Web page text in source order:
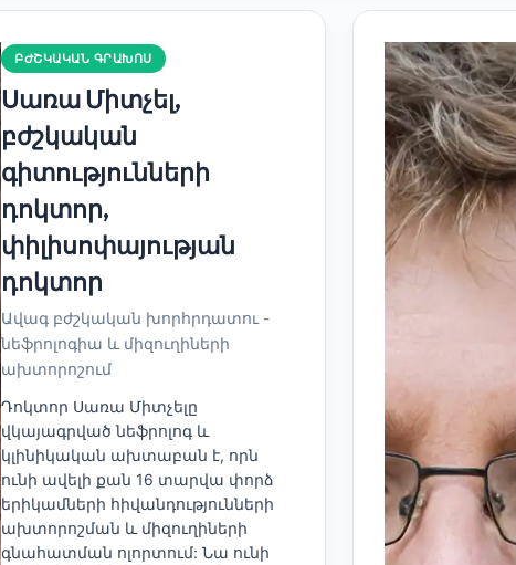
ԲԺՇԿԱԿԱՆ ԳՐԱԽՈՍ
Սառա Միտչել,
բժշկական
գիտությունների
դոկտոր,
փիլիսոփայության
դոկտոր
Ավագ բժշկական խորհրդատու -
նեֆրոլոգիա և միզուղիների
ախտորոշում
Դոկտոր Սառա Միտչելը
վկայագրված նեֆրոլոգ և
կլինիկական ախտաբան է, որն
ունի ավելի քան 16 տարվա փորձ
երիկամների հիվանդությունների
ախտորոշման և միզուղիների
գնահատման ոլորտում: Նա ունի